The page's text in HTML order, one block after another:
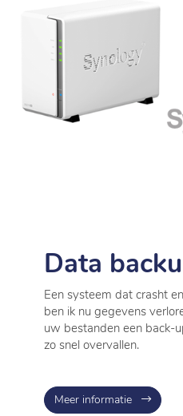
Data
Een systeem dat crasht
ben ik nu gegevens
uw bestanden een back-
zo snel overvallen.
Meer informatie